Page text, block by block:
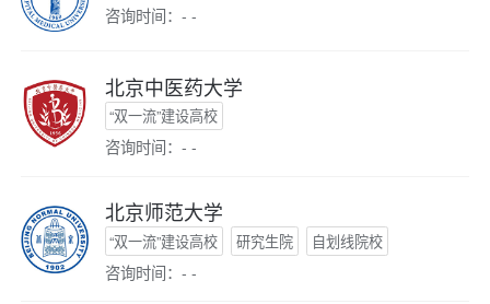
咨询时间：- -
北京中医药大学
“双一流”建设高校
咨询时间：- -
北京师范大学
“双一流”建设高校 研究生院 自划线院校
咨询时间：- -